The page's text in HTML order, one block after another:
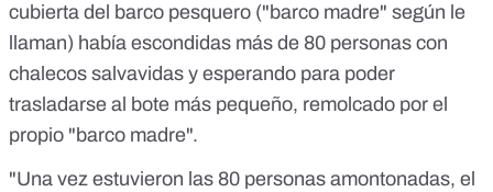
cubierta del barco pesquero ("barco madre" según le
llaman) había escondidas más de 80 personas con
chalecos salvavidas y esperando para poder
trasladarse al bote más pequeño, remolcado por el
propio "barco madre".
"Una vez estuvieron las 80 personas amontonadas, el